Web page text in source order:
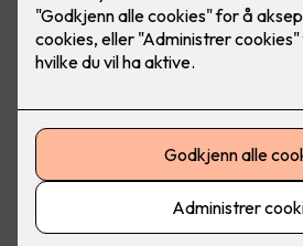
Ingen liker høye
Gode slumper av regningen kan
uten å senke livskvaliteten. Vil du vite
få en lavere strømregning? Les våre